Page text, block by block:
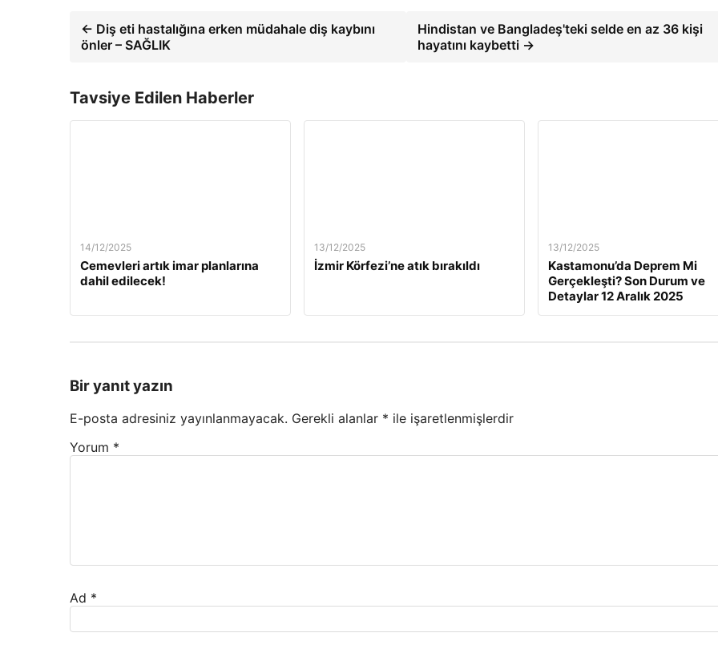
← Diş eti hastalığına erken müdahale diş kaybını
önler – SAĞLIK
Hindistan ve Bangladeş'teki selde en az 36 kişi
hayatını kaybetti →
Tavsiye Edilen Haberler
14/12/2025
Cemevleri artık imar planlarına
dahil edilecek!
13/12/2025
İzmir Körfezi’ne atık bırakıldı
13/12/2025
Kastamonu’da Deprem Mi
Gerçekleşti? Son Durum ve
Detaylar 12 Aralık 2025
Bir yanıt yazın
E-posta adresiniz yayınlanmayacak. Gerekli alanlar * ile işaretlenmişlerdir
Yorum *
Ad *